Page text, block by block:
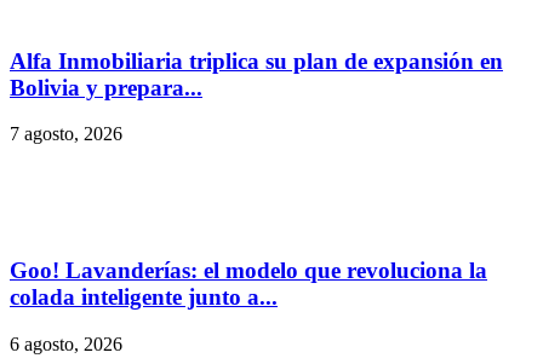
Alfa Inmobiliaria triplica su plan de expansión en
Bolivia y prepara...
7 agosto, 2026
Goo! Lavanderías: el modelo que revoluciona la
colada inteligente junto a...
6 agosto, 2026